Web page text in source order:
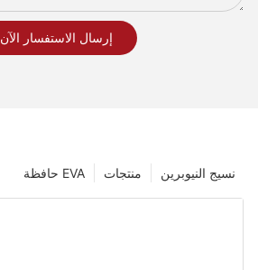
إرسال الاستفسار الآن
نسيج النيوبرين منتجات حافظة EVA